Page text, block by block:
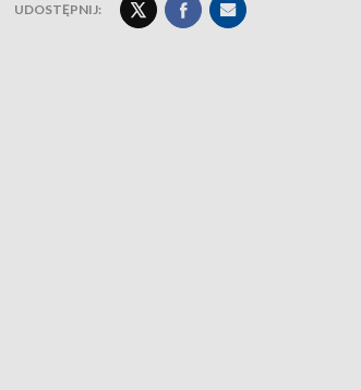
UDOSTĘPNIJ: